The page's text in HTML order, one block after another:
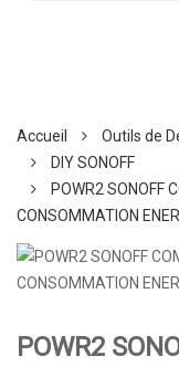
Accueil Outils de
DIY SONOFF
POWR2 SONOFF
CONSOMMATION
POWR2